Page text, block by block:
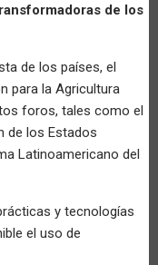
de los
de los países, el
para la Agricultura
foros, tales como el
de los Estados
Latinoamericano del
y tecnologías
el uso de